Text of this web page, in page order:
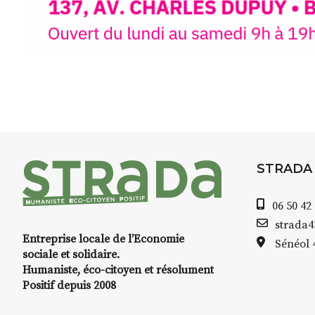
aquarelle, encre, ou contenu
Et si le temps se gâte : un
permettra de continuer à créer.
À partir de 90€/jour(soit 270€
Minimum 8 personnes – sans
Prix pour l’accompagnement et
Entreprise locale de l’Economie
sociale et solidaire.
Humaniste, éco-citoyen et résolument
Positif depuis 2008
STRADA
06 50 42
Sénéol